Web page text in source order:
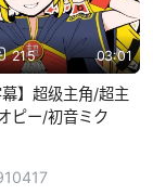
215 03:01
幕】超级主角/超主
ピー/初音ミク